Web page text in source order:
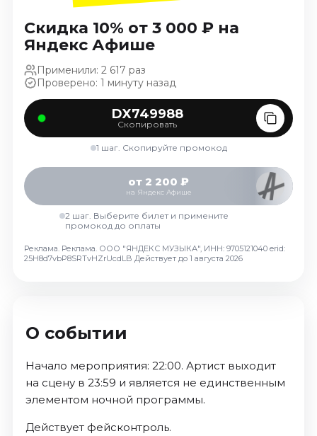
Декабрь 2026
Январь 2027
Экскурсии
Сентябрь 2026
Спорт
Сентябрь 2026
Октябрь 2026
События
Сентябрь 2026
Январь 2027
Площадки
Скидка 10% от 3 000 ₽ на
Яндекс Афише
Применили: 2 617 раз
Проверено: 1 минуту назад
DX749988
Скопировать
1 шаг. Скопируйте промокод
от 2 200 ₽
на Яндекс Афише
2 шаг. Выберите билет и примените
промокод до оплаты
Реклама. Реклама. ООО "ЯНДЕКС МУЗЫКА", ИНН: 9705121040 erid:
25H8d7vbP8SRTvHZrUcdLB Действует до 1 августа 2026
О событии
Начало мероприятия: 22:00. Артист выходит
на сцену в 23:59 и является не единственным
элементом ночной программы.
Действует фейсконтроль.